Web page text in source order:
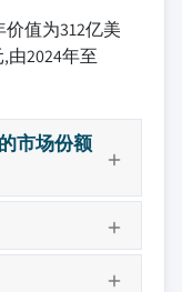
值为312亿美
由2024年至
市场份额